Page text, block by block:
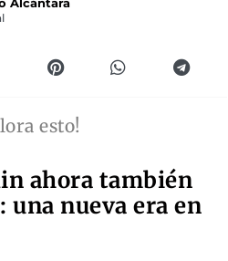
esto!
ahora también
una nueva era en